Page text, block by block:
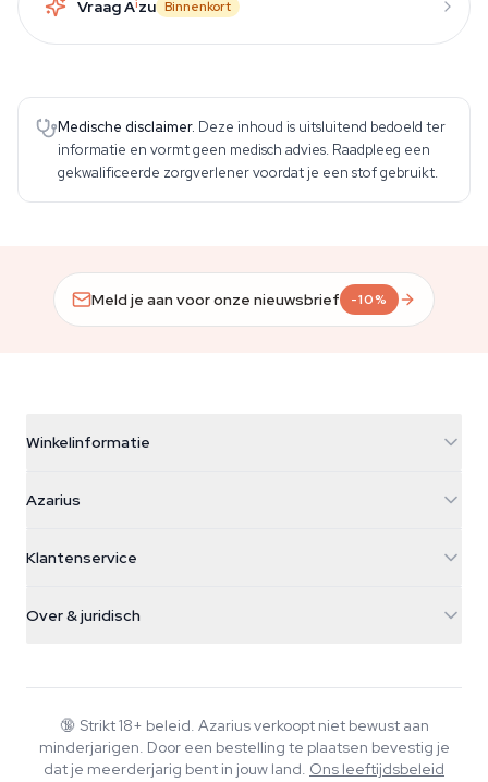
Vraag Aizu Binnenkort
Medische disclaimer. Deze inhoud is uitsluitend bedoeld ter
informatie en vormt geen medisch advies. Raadpleeg een
gekwalificeerde zorgverlener voordat je een stof gebruikt.
Meld je aan voor onze nieuwsbrief -10%
Winkelinformatie
Galvaniweg 11
Nederland
+31(0)204897914
Azarius
Smokeshop
Klantenservice
Retourbeleid
Veelgestelde vragen
Privacybeleid
Over & juridisch
Wiki
Muziek
🔞 Strikt 18+ beleid. Azarius verkoopt niet bewust aan
minderjarigen. Door een bestelling te plaatsen bevestig je
dat je meerderjarig bent in jouw land. Ons leeftijdsbeleid